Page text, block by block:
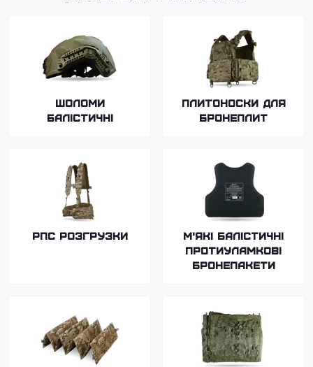
Шоломи
балістичні
Плитоноски для
бронеплит
РПС Розгрузки
М'які балістичні
протиуламкові
бронепакети